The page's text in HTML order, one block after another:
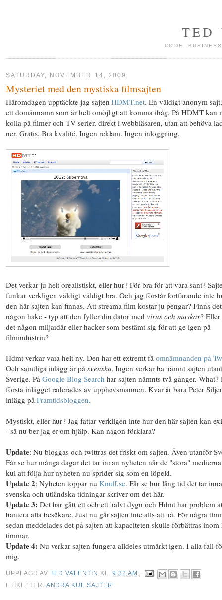
TED
CODE,
SATURDAY, NOVEMBER 14, 2009
Mysteriet med den mystiska filmsajten
Häromdagen upptäckte jag sajten HDMT.net. En väldigt anonym
ett domännamn som är helt omöjligt att komma ihåg. På HDMT kan
kolla på filmer och TV-serier, direkt i webbläsaren, utan att behöva
ner. Gratis. Bra kvalité. Ingen reklam. Ingen inloggning.
Det verkar ju helt orealistiskt, eller hur? För bra för att vara sant?
funkar verkligen väldigt väldigt bra. Och jag förstår fortfarande inte
den här sajten kan finnas. Att streama film kostar ju pengar? Finns det
någon hake - typ att den fyller din dator med virus och maskar? Eller
det någon miljardär eller hacker som bestämt sig för att ge igen på
filmindustrin?
Hdmt verkar vara helt ny. Den har ett extremt få omnämnanden på
Och samtliga inlägg är på svenska. Ingen verkar ha nämnt sajten
Sverige. På Google Blog Search har sajten nämnts två gånger. What?
första inlägget raderades av upphovsmannen. Kvar är bara Peter
inlägg på Framtidsbloggen.
Mystiskt, eller hur? Jag fattar verkligen inte hur den här sajten kan
- så nu ber jag er om hjälp. Kan någon förklara?
Update: Nu bloggas och twittras det friskt om sajten. Även utanför
Får se hur många dagar det tar innan nyheten når de "stora"
kul att följa hur nyheten nu sprider sig som en löpeld.
Update 2: Nyheten toppar nu Knuff.se. Får se hur lång tid det tar
svenska och utländska tidningar skriver om det här.
Update 3: Det har gått ett och ett halvt dygn och Hdmt har problem
hantera alla besökare. Just nu går sajten inte alls att nå. För några
sedan meddelades det på sajten att kapaciteten skulle förbättras inom
timmar.
Update 4: Nu verkar sajten fungera alldeles utmärkt igen. I alla fall
mig.
UPPLAGD AVTED VALENTIN KL.9:32 AM
ETIKETTER:ANDRA KUL SAJTER